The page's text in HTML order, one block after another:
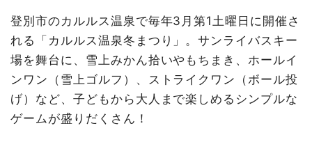
登別市のカルルス温泉で毎年3月第1土曜日に開催さ
れる「カルルス温泉冬まつり」。サンライバスキー
場を舞台に、雪上みかん拾いやもちまき、ホールイ
ンワン（雪上ゴルフ）、ストライクワン（ボール投
げ）など、子どもから大人まで楽しめるシンプルな
ゲームが盛りだくさん！